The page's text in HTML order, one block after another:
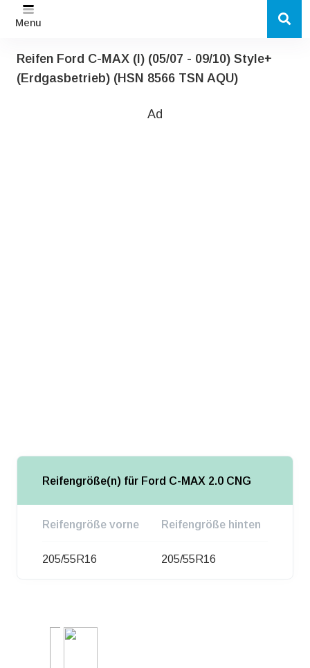
Menu
Reifen Ford C-MAX (I) (05/07 - 09/10) Style+
(Erdgasbetrieb) (HSN 8566 TSN AQU)
Ad
Reifengröße(n) für Ford C-MAX 2.0 CNG
Reifengröße vorne Reifengröße hinten
205/55R16 205/55R16